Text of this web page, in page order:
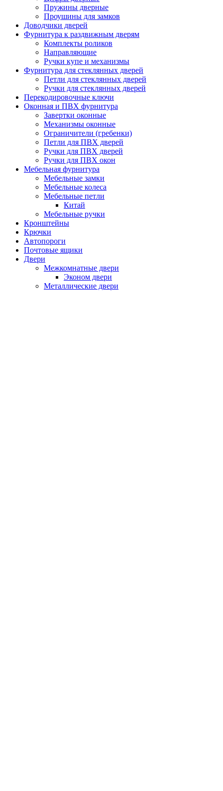
Пружины дверные
Проушины для замков
Доводчики дверей
Фурнитура к раздвижным дверям
Комплекты роликов
Направляющие
Ручки купе и механизмы
Фурнитура для стеклянных дверей
Петли для стеклянных дверей
Ручки для стеклянных дверей
Перекодировочные ключи
Оконная и ПВХ фурнитура
Завертки оконные
Механизмы оконные
Ограничители (гребенки)
Петли для ПВХ дверей
Ручки для ПВХ дверей
Ручки для ПВХ окон
Мебельная фурнитура
Мебельные замки
Мебельные колеса
Мебельные петли
Китай
Мебельные ручки
Кронштейны
Крючки
Автопороги
Почтовые ящики
Двери
Межкомнатные двери
Эконом двери
Металлические двери